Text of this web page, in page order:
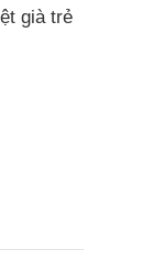
già trẻ